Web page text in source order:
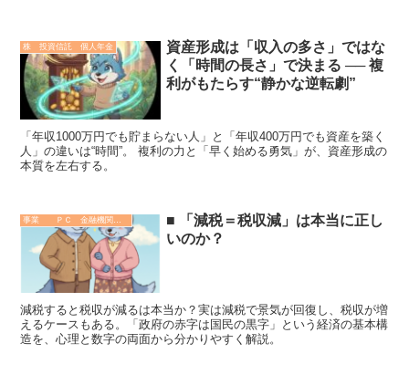
株 投資信託 個人年金
資産形成は「収入の多さ」ではな
く「時間の長さ」で決まる ── 複
利がもたらす“静かな逆転劇”
「年収1000万円でも貯まらない人」と「年収400万円でも資産を築く
人」の違いは“時間”。 複利の力と「早く始める勇気」が、資産形成の
本質を左右する。
事業 ＰＣ 金融機関 その他
■ 「減税＝税収減」は本当に正し
いのか？
減税すると税収が減るは本当か？実は減税で景気が回復し、税収が増
えるケースもある。「政府の赤字は国民の黒字」という経済の基本構
造を、心理と数字の両面から分かりやすく解説。